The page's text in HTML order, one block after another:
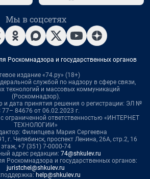
Мы в соцсетях
Роскомнадзора и государственных органов
издание «74.ру» (18+)
службой по надзору в сфере связи,
технологий и массовых коммуникаций
(Роскомнадзор).
и дата принятия решения о регистрации: ЭЛ №
84676 от 06.02.2023 г.
ограниченной ответственностью «ИНТЕРНЕТ
ТЕХНОЛОГИИ»
Филипцева Мария Сергеевна
г. Челябинск, проспект Ленина, 26А, стр.2, 16
этаж, +7 (351) 7-0000-74
адрес редакции: 74@shkulev.ru
Роскомнадзора и государственных органов:
juristchel@shkulev.ru
help@shkulev.ru